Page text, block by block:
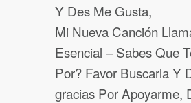
Y Des Me Gusta,
Mi Nueva Canción
Esencial – Sabes Que
Por? Favor Buscarla Y
gracias Por Apoyarme,